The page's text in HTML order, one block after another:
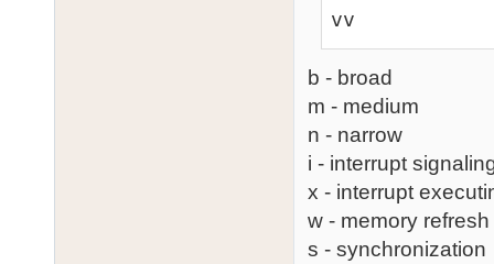
vv
b - broad
m - medium
n - narrow
i - interrupt
x - interrupt
w - memory refresh
s - synchronization